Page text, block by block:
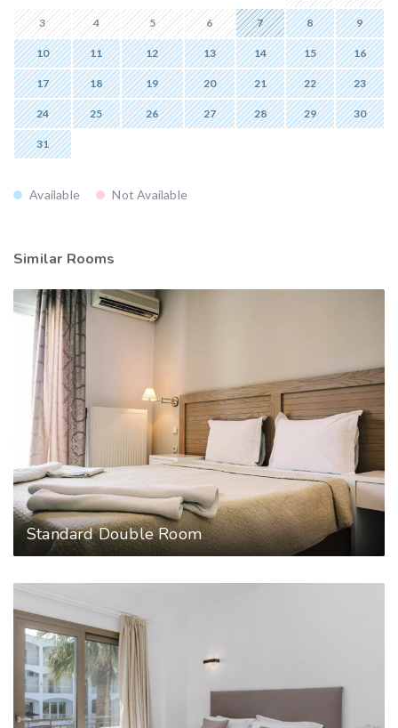
3 4 5 6 7 8 9
10 11 12 13 14 15 16
17 18 19 20 21 22 23
24 25 26 27 28 29 30
31
Available Not Available
Similar Rooms
Standard Double Room